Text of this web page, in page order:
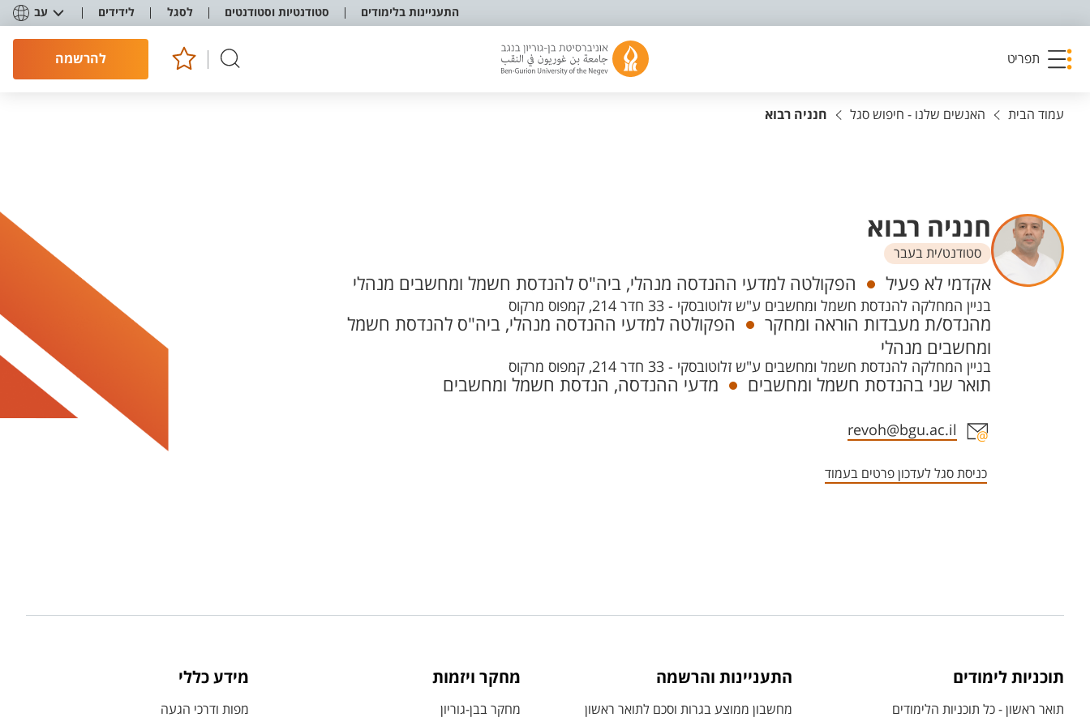
התעניינות בלימודים סטודנטיות וסטודנטים לסגל לידידים עב
תפריט להרשמה
עמוד הבית האנשים שלנו - חיפוש סגל חנניה רבוא
חנניה רבוא
סטודנט/ית בעבר
יחידות
אקדמי לא פעיל הפקולטה למדעי ההנדסה מנהלי, ביה"ס להנדסת חשמל ומחשבים מנהלי
בניין המחלקה להנדסת חשמל ומחשבים ע"ש זלוטובסקי - 33 חדר 214, קמפוס מרקוס
מהנדס/ת מעבדות הוראה ומחקר
הפקולטה למדעי ההנדסה מנהלי, ביה"ס להנדסת חשמל
ומחשבים מנהלי
בניין המחלקה להנדסת חשמל ומחשבים ע"ש זלוטובסקי - 33 חדר 214, קמפוס מרקוס
תואר שני בהנדסת חשמל ומחשבים מדעי ההנדסה, הנדסת חשמל ומחשבים
אזור צור קשר עם איש הסגל
revoh@bgu.ac.il
כניסת סגל לעדכון פרטים בעמוד
תוכניות לימודים
תואר ראשון - כל תוכניות הלימודים
התעניינות והרשמה
מחשבון ממוצע בגרות וסכם לתואר ראשון
מחקר ויזמות
מחקר בבן-גוריון
מידע כללי
מפות ודרכי הגעה